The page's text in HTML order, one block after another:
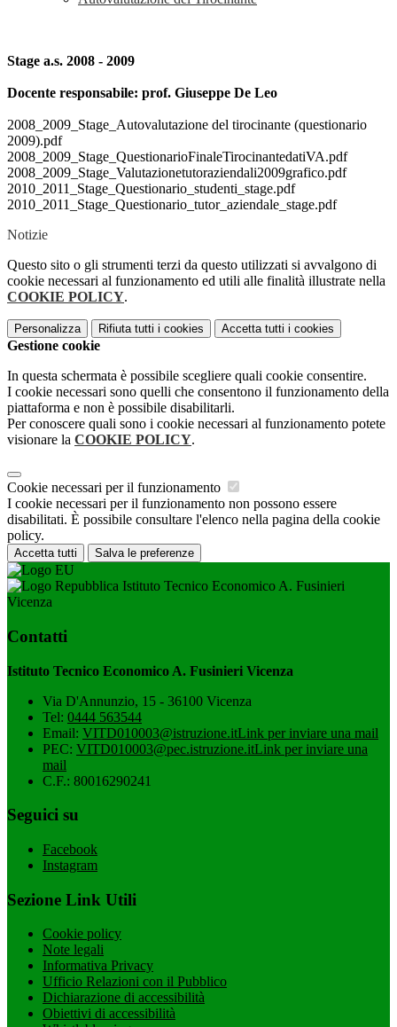
Stage a.s. 2008 - 2009
Docente responsabile: prof. Giuseppe De Leo
2008_2009_Stage_Autovalutazione del tirocinante (questionario
2009).pdf
2008_2009_Stage_QuestionarioFinaleTirocinantedatiVA.pdf
2008_2009_Stage_Valutazionetutoraziendali2009grafico.pdf
2010_2011_Stage_Questionario_studenti_stage.pdf
2010_2011_Stage_Questionario_tutor_aziendale_stage.pdf
Notizie
Questo sito o gli strumenti terzi da questo utilizzati si avvalgono di
cookie necessari al funzionamento ed utili alle finalità illustrate nella
COOKIE POLICY.
Personalizza Rifiuta tutti i cookies Accetta tutti i cookies
Gestione cookie
In questa schermata è possibile scegliere quali cookie consentire.
I cookie necessari sono quelli che consentono il funzionamento della
piattaforma e non è possibile disabilitarli.
Per conoscere quali sono i cookie necessari al funzionamento potete
visionare la COOKIE POLICY.
Cookie necessari per il funzionamento
I cookie necessari per il funzionamento non possono essere
disabilitati. È possibile consultare l'elenco nella pagina della cookie
policy.
Accetta tutti Salva le preferenze
Istituto Tecnico Economico A. Fusinieri
Vicenza
Contatti
Istituto Tecnico Economico A. Fusinieri Vicenza
Via D'Annunzio, 15 - 36100 Vicenza
Tel: 0444 563544
Email: VITD010003@istruzione.itLink per inviare una mail
PEC: VITD010003@pec.istruzione.itLink per inviare una
mail
C.F.: 80016290241
Seguici su
Facebook
Instagram
Sezione Link Utili
Cookie policy
Note legali
Informativa Privacy
Ufficio Relazioni con il Pubblico
Dichiarazione di accessibilità
Obiettivi di accessibilità